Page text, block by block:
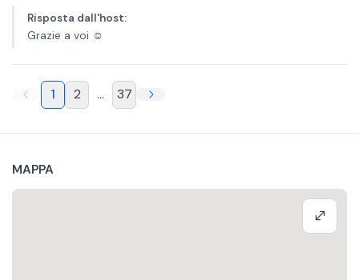
Risposta dall'host:
Grazie a voi ☺️
1 2 ... 37
MAPPA